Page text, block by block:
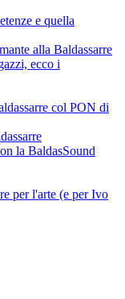
e quella
alla Baldassarre
ecco i
col PON di
la BaldasSound
per l'arte (e per Ivo